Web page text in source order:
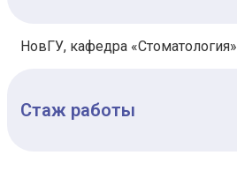
НовГУ, кафедра «Стоматология»
Стаж работы